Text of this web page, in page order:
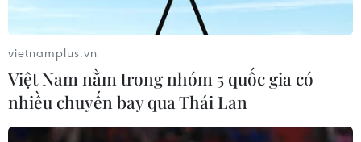
vietnamplus.vn
Việt Nam nằm trong nhóm 5 quốc gia có
nhiều chuyến bay qua Thái Lan